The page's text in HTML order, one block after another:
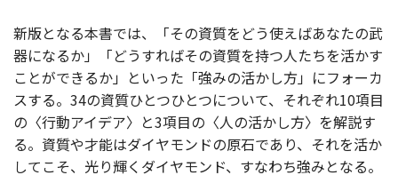
新版となる本書では、「その資質をどう使えばあなたの武
器になるか」「どうすればその資質を持つ人たちを活かす
ことができるか」といった「強みの活かし方」にフォーカ
スする。34の資質ひとつひとつについて、それぞれ10項目
の〈行動アイデア〉と3項目の〈人の活かし方〉を解説す
る。資質や才能はダイヤモンドの原石であり、それを活か
してこそ、光り輝くダイヤモンド、すなわち強みとなる。